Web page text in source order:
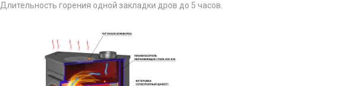
Длительность горения одной закладки дров до 5 часов.